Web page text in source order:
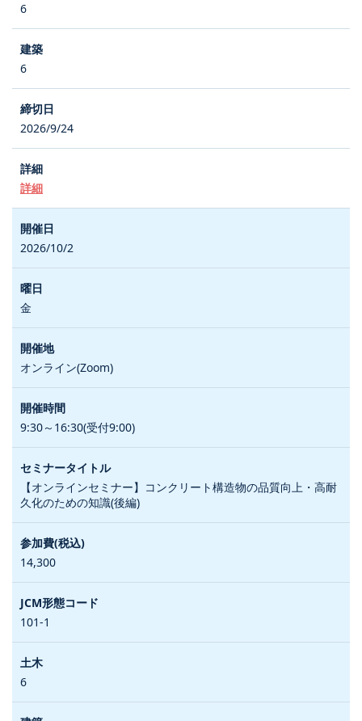
6
6
2026/9/24
詳細
2026/10/2
金
オンライン(Zoom)
9:30～16:30(受付9:00)
【オンラインセミナー】コンクリート構造物の品質向上・高耐
久化のための知識(後編)
14,300
101-1
6